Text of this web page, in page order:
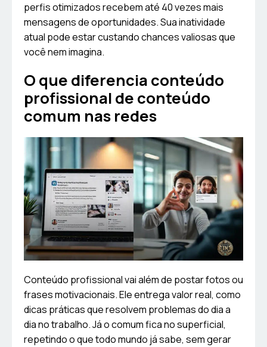
perfis otimizados recebem até 40 vezes mais
mensagens de oportunidades. Sua inatividade
atual pode estar custando chances valiosas que
você nem imagina.
O que diferencia conteúdo
profissional de conteúdo
comum nas redes
Conteúdo profissional vai além de postar fotos ou
frases motivacionais. Ele entrega valor real, como
dicas práticas que resolvem problemas do dia a
dia no trabalho. Já o comum fica no superficial,
repetindo o que todo mundo já sabe, sem gerar